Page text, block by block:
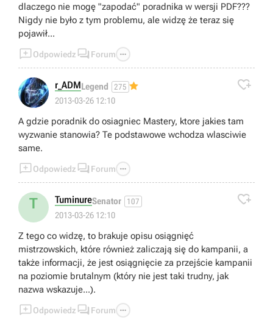
dlaczego nie mogę "zapodać" poradnika w wersji PDF???
Nigdy nie było z tym problemu, ale widzę że teraz się
pojawił...
Odpowiedz  Forum 
r_ADMLegend 275
2013-03-26 12:10

A gdzie poradnik do osiagniec Mastery, ktore jakies tam
wyzwanie stanowia? Te podstawowe wchodza wlasciwie
same.
Odpowiedz  Forum 
T TuminureSenator 107
2013-03-26 12:10

Z tego co widzę, to brakuje opisu osiągnięć
mistrzowskich, które również zaliczają się do kampanii, a
także informacji, że jest osiągnięcie za przejście kampanii
na poziomie brutalnym (który nie jest taki trudny, jak
nazwa wskazuje...).
Odpowiedz  Forum 